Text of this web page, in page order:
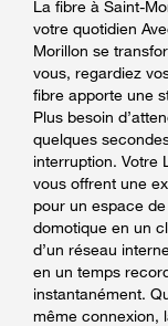
La fibre à Saint-
votre quotidien
Morillon se
vous, regardiez
fibre apporte une
Plus besoin
quelques
interruption. Votre
vous offrent une
pour un espace
domotique en un
d’un réseau
en un temps
instantanément.
même connexion,